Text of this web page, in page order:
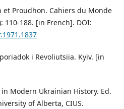
et Proudhon. Cahiers du Monde
110-188. [in French]. DOI:
i Revoliutsiia. Kyiv. [in
in Modern Ukrainian History. Ed.
of Alberta, CIUS.